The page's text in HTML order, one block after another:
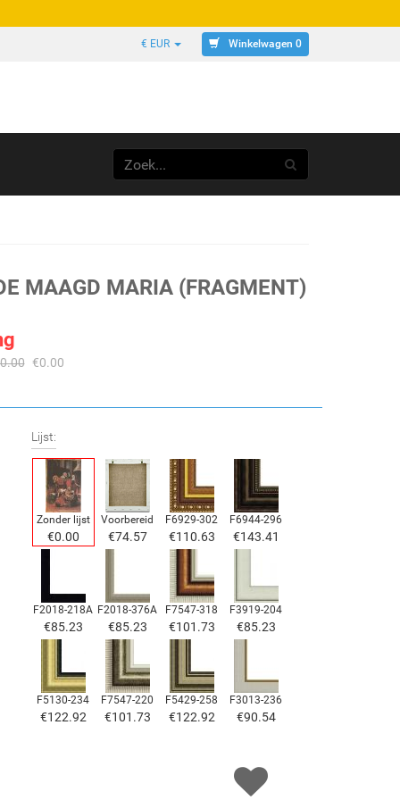
€ EUR Winkelwagen 0
MAAGD MARIA (FRAGMENT)
0.00 €0.00
Lijst:
Zonder lijst
€0.00
Voorbereid
€74.57
F6929-302
€110.63
F6944-296
€143.41
F2018-218A
€85.23
F2018-376A
€85.23
F7547-318
€101.73
F3919-204
€85.23
F5130-234
€122.92
F7547-220
€101.73
F5429-258
€122.92
F3013-236
€90.54
F7034-298